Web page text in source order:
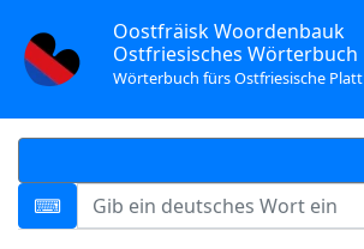
Oostfräisk Woordenbauk
Ostfriesisches Wörterbuch
Wörterbuch fürs Ostfriesische Platt